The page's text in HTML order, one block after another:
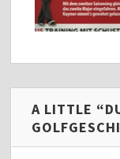
A LITTLE